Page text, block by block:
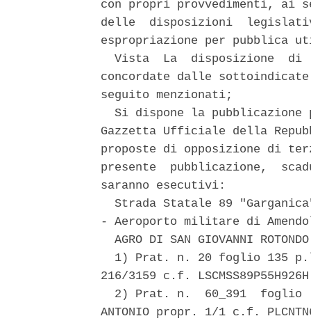
con propri provvedimenti, ai
delle  disposizioni
espropriazione per
Vista  La  disposizione  di
concordate dalle
seguito menzionati;
Si dispone la pubblicazione
Gazzetta Ufficiale della
proposte di opposizione di
presente  pubblicazione,
saranno esecutivi:
Strada Statale 89
- Aeroporto militare di
AGRO DI SAN GIOVANNI
1) Prat. n. 20 foglio 135
216/3159 c.f.
2) Prat. n.  60_391  foglio
ANTONIO propr. 1/1 c.f.